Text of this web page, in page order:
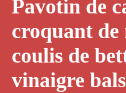
Pavotin de
croquant de
coulis de
vinaigre